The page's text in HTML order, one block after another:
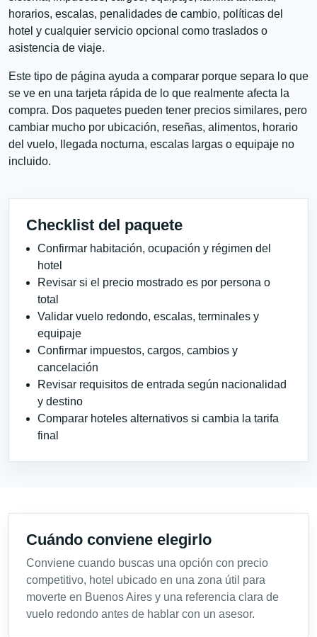
horarios, escalas, penalidades de cambio, políticas del
hotel y cualquier servicio opcional como traslados o
asistencia de viaje.
Este tipo de página ayuda a comparar porque separa lo que
se ve en una tarjeta rápida de lo que realmente afecta la
compra. Dos paquetes pueden tener precios similares, pero
cambiar mucho por ubicación, reseñas, alimentos, horario
del vuelo, llegada nocturna, escalas largas o equipaje no
incluido.
Checklist del paquete
Confirmar habitación, ocupación y régimen del
hotel
Revisar si el precio mostrado es por persona o
total
Validar vuelo redondo, escalas, terminales y
equipaje
Confirmar impuestos, cargos, cambios y
cancelación
Revisar requisitos de entrada según nacionalidad
y destino
Comparar hoteles alternativos si cambia la tarifa
final
Cuándo conviene elegirlo
Conviene cuando buscas una opción con precio
competitivo, hotel ubicado en una zona útil para
moverte en Buenos Aires y una referencia clara de
vuelo redondo antes de hablar con un asesor.